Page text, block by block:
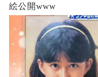
絵公開www